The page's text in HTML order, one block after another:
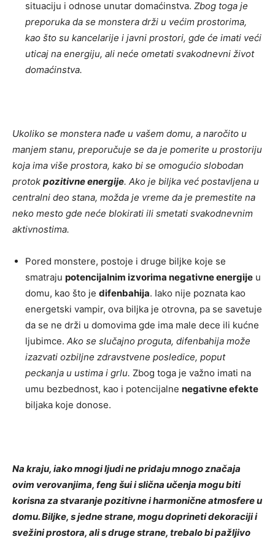
situaciju i odnose unutar domaćinstva. Zbog toga je
preporuka da se monstera drži u većim prostorima,
kao što su kancelarije i javni prostori, gde će imati veći
uticaj na energiju, ali neće ometati svakodnevni život
domaćinstva.
Ukoliko se monstera nađe u vašem domu, a naročito u
manjem stanu, preporučuje se da je pomerite u prostoriju
koja ima više prostora, kako bi se omogućio slobodan
protok pozitivne energije. Ako je biljka već postavljena u
centralni deo stana, možda je vreme da je premestite na
neko mesto gde neće blokirati ili smetati svakodnevnim
aktivnostima.
Pored monsterе, postoje i druge biljke koje se
smatraju potencijalnim izvorima negativne energije u
domu, kao što je difenbahija. Iako nije poznata kao
energetski vampir, ova biljka je otrovna, pa se savetuje
da se ne drži u domovima gde ima male dece ili kućne
ljubimce. Ako se slučajno proguta, difenbahija može
izazvati ozbiljne zdravstvene posledice, poput
peckanja u ustima i grlu. Zbog toga je važno imati na
umu bezbednost, kao i potencijalne negativne efekte
biljaka koje donose.
Na kraju, iako mnogi ljudi ne pridaju mnogo značaja
ovim verovanjima, feng šui i slična učenja mogu biti
korisna za stvaranje pozitivne i harmonične atmosfere u
domu. Biljke, s jedne strane, mogu doprineti dekoraciji i
svežini prostora, ali s druge strane, trebalo bi pažljivo